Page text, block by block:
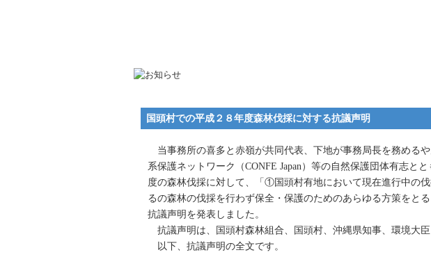
国頭村での平成２８年度森林伐採に対する抗議声明
当事務所の喜多と赤嶺が共同代表、下地が事務局長を務める
系保護ネットワーク（CONFE Japan）等の自然保護団体有志と
度の森林伐採に対して、「①国頭村有地において現在進行中
るの森林の伐採を行わず保全・保護のためのあらゆる方策をと
抗議声明を発表しました。
抗議声明は、国頭村森林組合、国頭村、沖縄県知事、環境大臣
以下、抗議声明の全文です。